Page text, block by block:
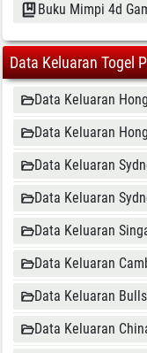
Buku Mimpi 4d
Data Keluaran Togel
Data Keluaran
Data Keluaran
Data Keluaran
Data Keluaran
Data Keluaran
Data Keluaran
Data Keluaran
Data Keluaran